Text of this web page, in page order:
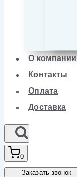
О компании
Контакты
Оплата
Доставка
0
Заказать звонок